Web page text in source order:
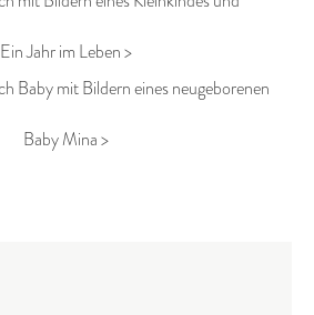
Ein Jahr im Leben >
Baby Mina >